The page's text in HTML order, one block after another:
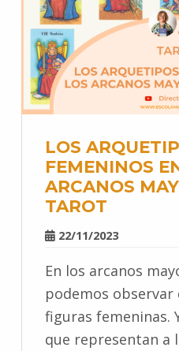
LOS
FEMENINOS
ARCANOS
TAROT
22/11/2023
En los arcanos
podemos observar
figuras femeninas.
que representan a